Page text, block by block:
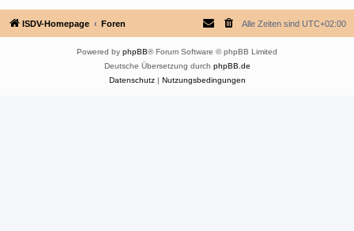
ISDV-Homepage Foren Alle Zeiten sind UTC+02:00
Powered by phpBB® Forum Software © phpBB Limited
Deutsche Übersetzung durch phpBB.de
Datenschutz| Nutzungsbedingungen